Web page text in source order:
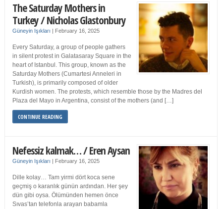
The Saturday Mothers in
Turkey / Nicholas Glastonbury
Güneyin Işıkları | February 16, 2025
Every Saturday, a group of people gathers
in silent protest in Galatasaray Square in the
heart of Istanbul. This group, known as the
Saturday Mothers (Cumartesi Anneleri in
Turkish), is primarily composed of older
Kurdish women. The protests, which resemble those by the Madres del
Plaza del Mayo in Argentina, consist of the mothers (and […]
CONTINUE READING
Nefessiz kalmak… / Eren Aysan
Güneyin Işıkları | February 16, 2025
Dille kolay… Tam yirmi dört koca sene
geçmiş o karanlık günün ardından. Her şey
dün gibi oysa. Ölümünden hemen önce
Sıvas’tan telefonla arayan babamla